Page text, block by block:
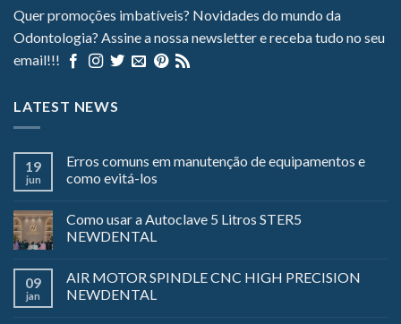
Quer promoções imbatíveis? Novidades do mundo da
Odontologia? Assine a nossa newsletter e receba tudo no seu
email!!!
LATEST NEWS
19
jun
Erros comuns em manutenção de equipamentos e
como evitá-los
Como usar a Autoclave 5 Litros STER5
NEWDENTAL
09
jan
AIR MOTOR SPINDLE CNC HIGH PRECISION
NEWDENTAL